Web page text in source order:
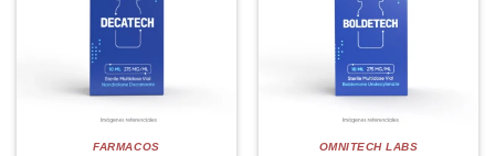
FARMACOS OMNITECH LABS